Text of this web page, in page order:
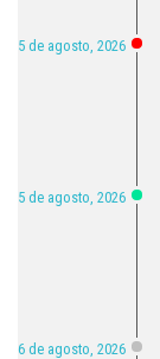
5 de agosto, 2026
5 de agosto, 2026
6 de agosto, 2026